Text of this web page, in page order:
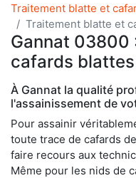
Traitement blatte et
Traitement blatte et
Gannat 03800
cafards blattes
À Gannat la qualité
l'assainissement de
Pour assainir
toute trace de cafards
faire recours aux
Même pour les nids de